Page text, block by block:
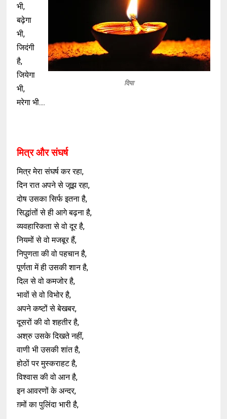
दिया
भी,
बढ़ेगा
भी,
जिदंगी
है,
जियेगा
भी,
मरेगा भी....
मित्र और संघर्ष
मित्र मेरा संघर्ष कर रहा,
दिन रात अपने से जूझ रहा,
दोष उसका सिर्फ इतना है,
सिद्धांतों से ही आगे बढ़ना है,
व्यवहारिकता से वो दूर है,
नियमों से वो मजबूर हैं,
निपुणता की वो पहचान है,
पूर्णता में ही उसकी शान है,
दिल से वो कमजोर है,
भावों से वो विभोर है,
अपने कष्टों से बेखबर,
दूसरों की वो शहतीर है,
अश्रु उसके दिखते नहीं,
वाणी भी उसकी शांत है,
होठों पर मुस्कराहट है,
विश्वास की वो आन है,
इन आवरणों के अन्दर,
ग़मों का पुलिंदा भारी है,